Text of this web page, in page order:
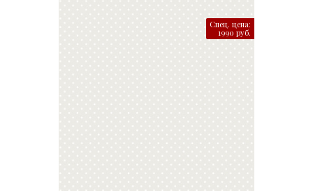
Спец. цена:
1990 руб.